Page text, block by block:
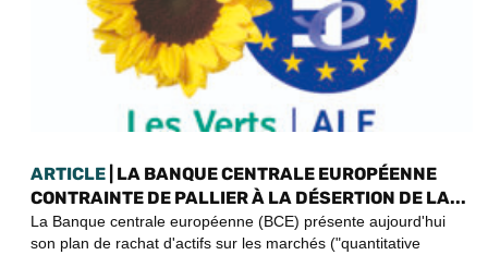
ARTICLE | LA BANQUE CENTRALE EUROPÉENNE
CONTRAINTE DE PALLIER À LA DÉSERTION DE LA...
La Banque centrale européenne (BCE) présente aujourd'hui
son plan de rachat d'actifs sur les marchés ("quantitative